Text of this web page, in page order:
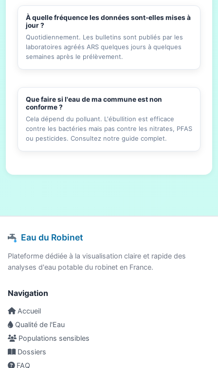
À quelle fréquence les données sont-elles mises à
jour ?
Quotidiennement. Les bulletins sont publiés par les
laboratoires agréés ARS quelques jours à quelques
semaines après le prélèvement.
Que faire si l'eau de ma commune est non
conforme ?
Cela dépend du polluant. L'ébullition est efficace
contre les bactéries mais pas contre les nitrates, PFAS
ou pesticides. Consultez notre guide complet.
Eau du Robinet
Plateforme dédiée à la visualisation claire et rapide des
analyses d'eau potable du robinet en France.
Navigation
Accueil
Qualité de l'Eau
Populations sensibles
Dossiers
FAQ